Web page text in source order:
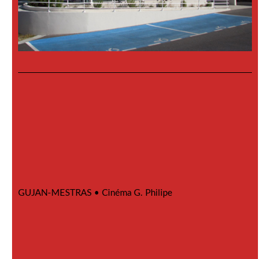
GUJAN-MESTRAS • Cinéma G. Philipe